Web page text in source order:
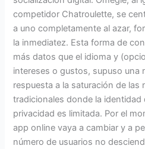
competidor Chatroulette, se
a uno completamente al azar,
la inmediatez. Esta forma de
más datos que el idioma y
intereses o gustos, supuso una
respuesta a la saturación de las
tradicionales donde la identidad
privacidad es limitada. Por el
app online vaya a cambiar y a
número de usuarios no